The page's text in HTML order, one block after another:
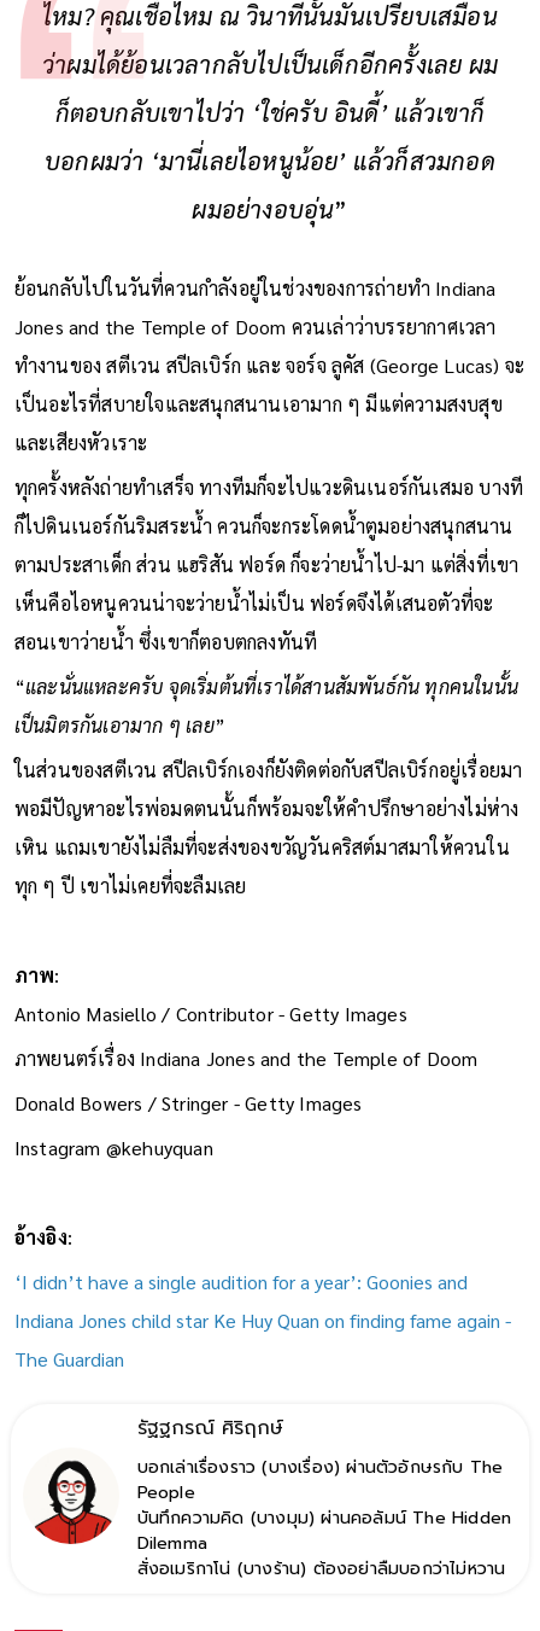
ไหม? คุณเชื่อไหม ณ วินาทีนั้นมันเปรียบเสมือน
ว่าผมได้ย้อนเวลากลับไปเป็นเด็กอีกครั้งเลย ผม
ก็ตอบกลับเขาไปว่า ‘ใช่ครับ อินดี้’ แล้วเขาก็
บอกผมว่า ‘มานี่เลยไอหนูน้อย’ แล้วก็สวมกอด
ผมอย่างอบอุ่น”
ย้อนกลับไปในวันที่ควนกำลังอยู่ในช่วงของการถ่ายทำ Indiana
Jones and the Temple of Doom ควนเล่าว่าบรรยากาศเวลา
ทำงานของ สตีเวน สปีลเบิร์ก และ จอร์จ ลูคัส (George Lucas) จะ
เป็นอะไรที่สบายใจและสนุกสนานเอามาก ๆ มีแต่ความสงบสุข
และเสียงหัวเราะ
ทุกครั้งหลังถ่ายทำเสร็จ ทางทีมก็จะไปแวะดินเนอร์กันเสมอ บางที
ก็ไปดินเนอร์กันริมสระน้ำ ควนก็จะกระโดดน้ำตูมอย่างสนุกสนาน
ตามประสาเด็ก ส่วน แฮริสัน ฟอร์ด ก็จะว่ายน้ำไป-มา แต่สิ่งที่เขา
เห็นคือไอหนูควนน่าจะว่ายน้ำไม่เป็น ฟอร์ดจึงได้เสนอตัวที่จะ
สอนเขาว่ายน้ำ ซึ่งเขาก็ตอบตกลงทันที
“และนั่นแหละครับ จุดเริ่มต้นที่เราได้สานสัมพันธ์กัน ทุกคนในนั้น
เป็นมิตรกันเอามาก ๆ เลย”
ในส่วนของสตีเวน สปีลเบิร์กเองก็ยังติดต่อกับสปีลเบิร์กอยู่เรื่อยมา
พอมีปัญหาอะไรพ่อมดตนนั้นก็พร้อมจะให้คำปรึกษาอย่างไม่ห่าง
เหิน แถมเขายังไม่ลืมที่จะส่งของขวัญวันคริสต์มาสมาให้ควนใน
ทุก ๆ ปี เขาไม่เคยที่จะลืมเลย
ภาพ:
Antonio Masiello / Contributor - Getty Images
ภาพยนตร์เรื่อง Indiana Jones and the Temple of Doom
Donald Bowers / Stringer - Getty Images
Instagram @kehuyquan
อ้างอิง:
‘I didn’t have a single audition for a year’: Goonies and
Indiana Jones child star Ke Huy Quan on finding fame again -
The Guardian
รัฐฐกรณ์ ศิริฤกษ์
บอกเล่าเรื่องราว (บางเรื่อง) ผ่านตัวอักษรกับ The
People
บันทึกความคิด (บางมุม) ผ่านคอลัมน์ The Hidden
Dilemma
สั่งอเมริกาโน่ (บางร้าน) ต้องอย่าลืมบอกว่าไม่หวาน